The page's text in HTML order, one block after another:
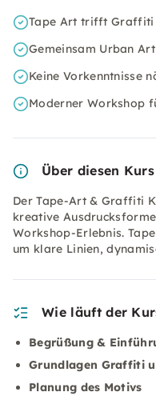
Tape Art trifft Graffiti
Gemeinsam Urban
Keine Vorkenntnisse
Moderner Workshop
Über diesen Kurs
Der Tape-Art & Graffiti
kreative
Workshop-Erlebnis.
um klare Linien,
Wie läuft der
Begrüßung &
Grundlagen Graffiti
Planung des Motivs